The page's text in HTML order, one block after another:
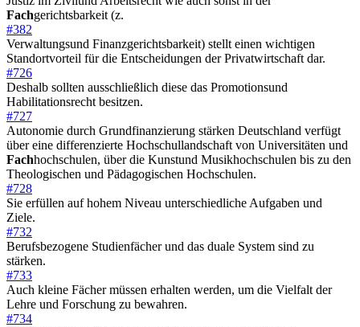
Fachgerichtsbarkeit (z.
#382
Verwaltungsund Finanzgerichtsbarkeit) stellt einen wichtigen
Standortvorteil für die Entscheidungen der Privatwirtschaft dar.
#726
Deshalb sollten ausschließlich diese das Promotionsund
Habilitationsrecht besitzen.
#727
Autonomie durch Grundfinanzierung stärken Deutschland verfügt
über eine differenzierte Hochschullandschaft von Universitäten und
Fachhochschulen, über die Kunstund Musikhochschulen bis zu den
Theologischen und Pädagogischen Hochschulen.
#728
Sie erfüllen auf hohem Niveau unterschiedliche Aufgaben und
Ziele.
#732
Berufsbezogene Studienfächer und das duale System sind zu
stärken.
#733
Auch kleine Fächer müssen erhalten werden, um die Vielfalt der
Lehre und Forschung zu bewahren.
#734